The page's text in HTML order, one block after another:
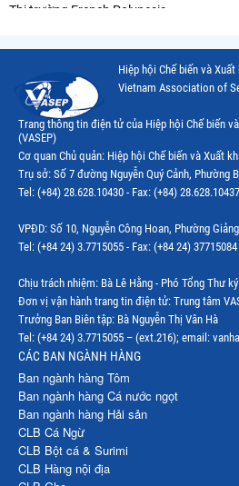
Thị trường French Polynesia
Thị trường Papua New Guinea
Thị trường New Zealand
Thị trường Đài Loan
Thị trường Hàn Quốc
Thị trường EU
Thị trường Nhật Bản
Thị trường Việt Nam
Hiệp hội Chế biến và
Vietnam Association of
Trang thông tin điện tử của Hiệp hội Chế biến
(VASEP)
Cơ quan Chủ quản: Hiệp hội Chế biến và Xuất
Trụ sở: Số 7 đường Nguyễn Quý Cảnh, Phường
Tel: (+84) 28.628.10430 - Fax: (+84)
VPĐD: Số 10, Nguyễn Công Hoan, Phường
Tel: (+84 24) 3.7715055 - Fax: (+84 24)
Chịu trách nhiệm: Bà Lê Hằng - Phó Tổng Thư
Đơn vị vận hành trang tin điện tử: Trung tâm
Trưởng Ban Biên tập: Bà Nguyễn Thị Vân Hà
Tel: (+84 24) 3.7715055 – (ext.216); email:
CÁC BAN NGÀNH HÀNG
Ban ngành hàng Tôm
Ban ngành hàng Cá nước ngọt
Ban ngành hàng Hải sản
CLB Cá Ngừ
CLB Bột cá & Surimi
CLB Hàng nội địa